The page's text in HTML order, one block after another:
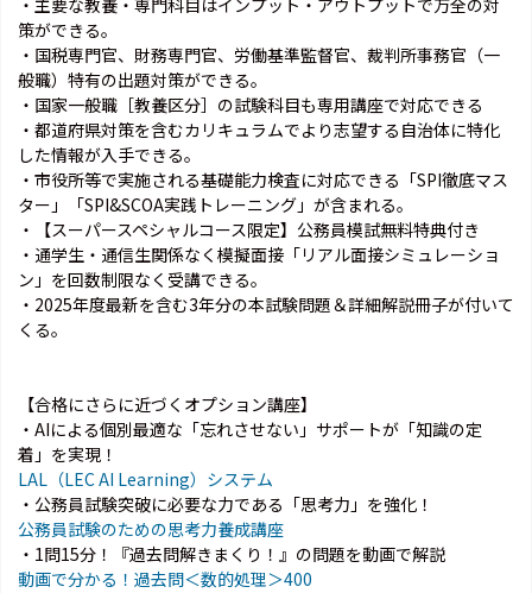
・主要な教養・専門科目はインプット・アウトプットで万全の対
策ができる。
・国税専門官、財務専門官、労働基準監督官、裁判所事務官（一
般職）特有の出題対策ができる。
・国家一般職［教養区分］の試験科目も専用講座で対応できる
・都道府県対策を含むカリキュラムでより志望する自治体に特化
した情報が入手できる。
・市役所等で実施される基礎能力検査に対応できる「SPI徹底マス
ター」「SPI&SCOA実践トレーニング」が含まれる。
・【スーパースペシャルコース限定】公務員模試無料特典付き
・通学生・通信生関係なく模擬面接「リアル面接シミュレーショ
ン」を回数制限なく受講できる。
・2025年度最新を含む3年分の本試験問題＆詳細解説冊子が付いて
くる。
【合格にさらに近づくオプション講座】
・AIによる個別最適な「忘れさせない」サポートが「知識の定
着」を実現！
LAL（LEC AI Learning）システム
・公務員試験突破に必要な力である「思考力」を強化！
公務員試験のための思考力養成講座
・1問15分！『過去問解きまくり！』の問題を動画で解説
動画で分かる！過去問＜数的処理＞400